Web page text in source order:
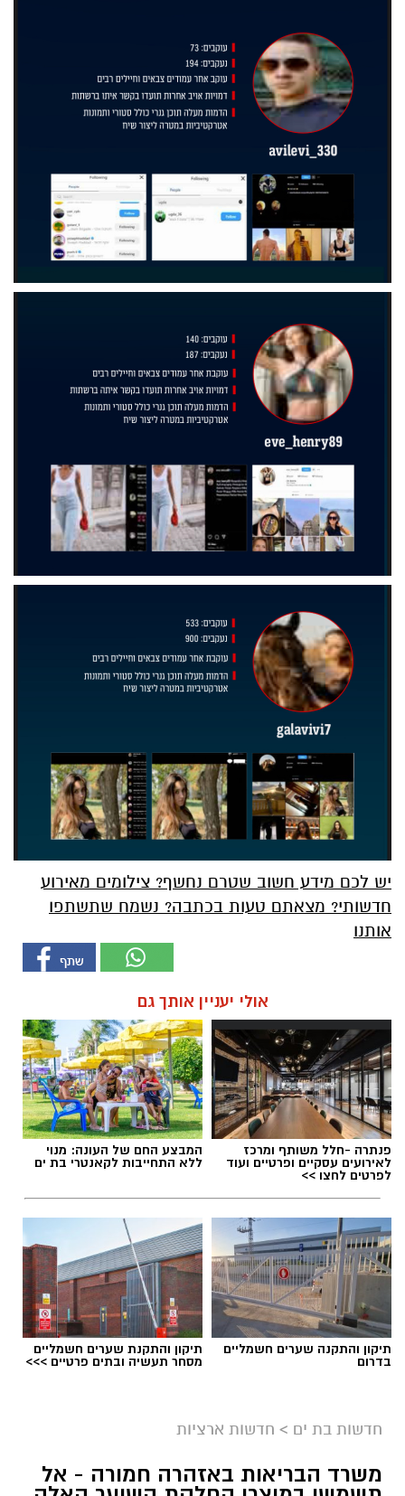
יש לכם מידע חשוב שטרם נחשף? צילומים מאירוע
חדשותי? מצאתם טעות בכתבה? נשמח שתשתפו
אותנו
אולי יעניין אותך גם
פנתרה -חלל משותף ומרכז
לאירועים עסקיים ופרטיים ועוד
לפרטים לחצו >>
המבצע החם של העונה: מנוי
ללא התחייבות לקאנטרי בת ים
תיקון והתקנה שערים חשמליים
בדרום
תיקון והתקנת שערים חשמליים
מסחר תעשיה ובתים פרטיים >>>
חדשות בת ים > חדשות ארציות
משרד הבריאות באזהרה חמורה - אל